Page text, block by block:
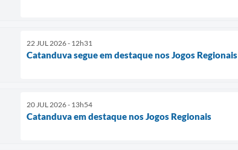
22 JUL 2026 - 12h31
Catanduva segue em destaque nos Jogos Regionais
20 JUL 2026 - 13h54
Catanduva em destaque nos Jogos Regionais